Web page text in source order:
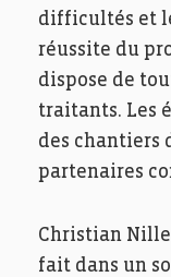
difficultés et
réussite du
dispose de
traitants. Les
des chantiers
partenaires
Christian
fait dans un